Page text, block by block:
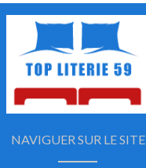
NAVIGUER SUR LE SITE